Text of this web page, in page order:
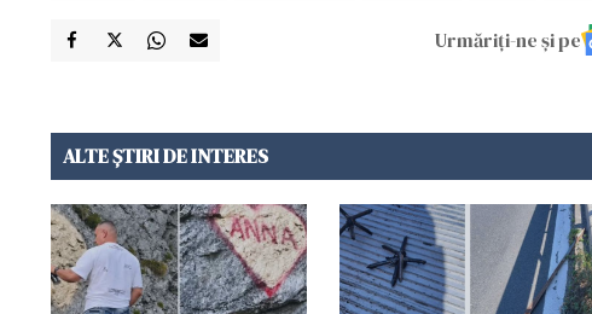
Urmăriți-ne și pe
ALTE ȘTIRI DE INTERES